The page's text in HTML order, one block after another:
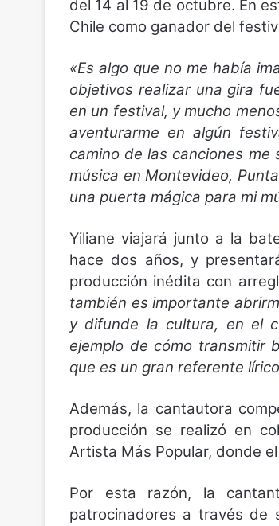
del 14 al 19 de octubre. En
Chile como ganador del
«Es algo que no me había
objetivos realizar una gira
en un festival, y mucho
aventurarme en algún
camino de las canciones
música en Montevideo,
una puerta mágica para mi
Yiliane viajará junto a la
hace dos años, y
producción inédita con
también es importante
y difunde la cultura, en el
ejemplo de cómo transmitir
que es un gran referente
Además, la cantautora
producción se realizó en
Artista Más Popular, donde
Por esta razón, la
patrocinadores a través de